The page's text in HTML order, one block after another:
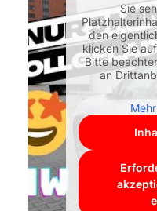
Sie
den
klicken Sie
Bitte
an